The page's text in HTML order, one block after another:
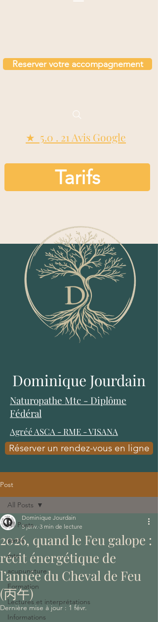
Dominique Jourdain
Naturopathe Mtc - Diplôme
Fédéral
Agréé ASCA - RME -VISANA
Réserver un rendez-vous en ligne
Reserver votre accompagnement
★ 5.0 . 21 Avis Google
Tarifs
Post
All Posts
santé
mtc
acupuncture
Formation
Lectures et interprétations
Informations
All Posts
2026, quand le Feu galope :
récit énergétique de
l’année du Cheval de Feu
(丙午)
Dominique Jourdain
5 janv. 3 min de lecture
Dernière mise à jour : 1 févr.